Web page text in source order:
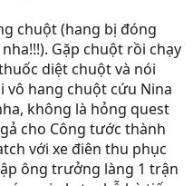
chuột (hang bị đóng
Gặp chuột rồi chạy
diệt chuột và nói
hang chuột cứu Nina
không là hỏng quest
cho Công tước thành
với xe điên thu phục
ông trưởng làng 1 trận